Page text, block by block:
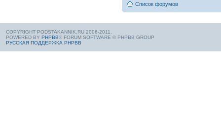
Список форумов
COPYRIGHT PODSTAKANNIK.RU 2006-2011.
POWERED BY PHPBB® FORUM SOFTWARE © PHPBB GROUP
РУССКАЯ ПОДДЕРЖКА PHPBB